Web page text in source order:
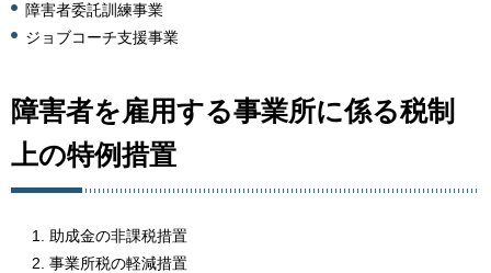
障害者委託訓練事業
ジョブコーチ支援事業
障害者を雇用する事業所に係る税制
上の特例措置
助成金の非課税措置
事業所税の軽減措置